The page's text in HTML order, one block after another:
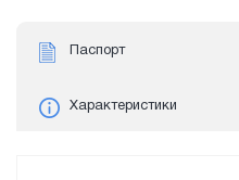
Паспорт
Характеристики